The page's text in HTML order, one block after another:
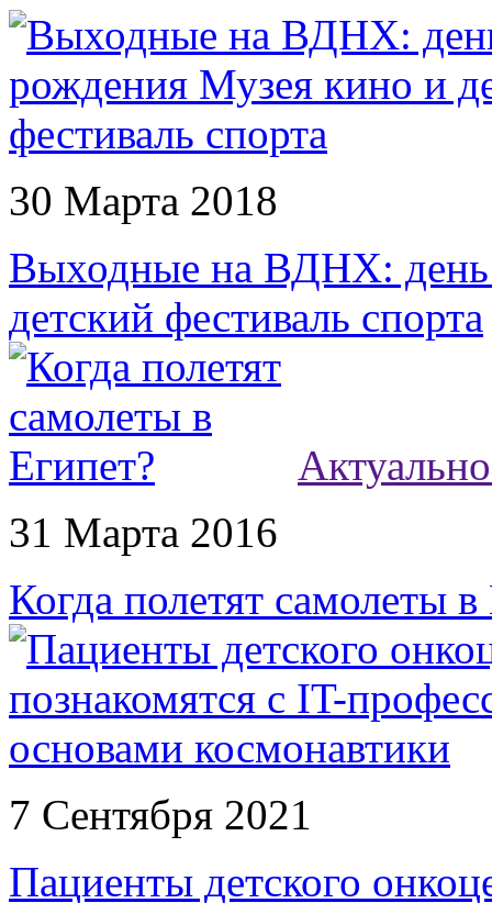
30 Марта 2018
Выходные на ВДНХ:
детский фестиваль спорта
Актуально
31 Марта 2016
Когда полетят самолеты в
7 Сентября 2021
Пациенты детского